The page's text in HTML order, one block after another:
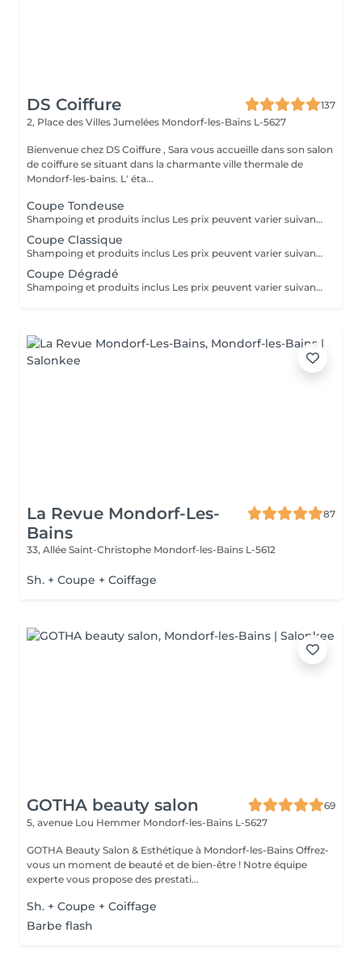
DS Coiffure
137
2, Place des Villes Jumelées Mondorf-les-Bains L-5627
Bienvenue chez DS Coiffure , Sara vous accueille dans son salon
de coiffure se situant dans la charmante ville thermale de
Mondorf-les-bains. L' éta...
Coupe Tondeuse
Shampoing et produits inclus Les prix peuvent varier suivant la quantité de travail
Coupe Classique
Shampoing et produits inclus Les prix peuvent varier suivant la quantité de travail
Coupe Dégradé
Shampoing et produits inclus Les prix peuvent varier suivant la quantité de travail
La Revue Mondorf-Les-
Bains
87
33, Allée Saint-Christophe Mondorf-les-Bains L-5612
Sh. + Coupe + Coiffage
GOTHA beauty salon
69
5, avenue Lou Hemmer Mondorf-les-Bains L-5627
GOTHA Beauty Salon & Esthétique à Mondorf-les-Bains Offrez-
vous un moment de beauté et de bien-être ! Notre équipe
experte vous propose des prestati...
Sh. + Coupe + Coiffage
Barbe flash